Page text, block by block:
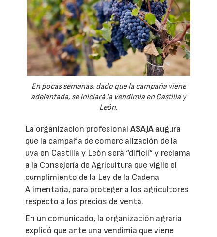
En pocas semanas, dado que la campaña viene
adelantada, se iniciará la vendimia en Castilla y
León.
La organización profesionalASAJA augura
que la campaña de comercialización de la
uva en Castilla y León será “difícil“ y reclama
a la Consejería de Agricultura que vigile el
cumplimiento de la Ley de la Cadena
Alimentaria, para proteger a los agricultores
respecto a los precios de venta.
En un comunicado, la organización agraria
explicó que ante una vendimia que viene